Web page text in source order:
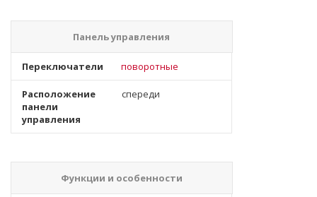
Панель управления
Переключатели поворотные
Расположение
панели
управления
спереди
Функции и особенности